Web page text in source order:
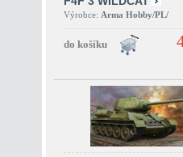
Výrobce: Arma Hobby/PL/